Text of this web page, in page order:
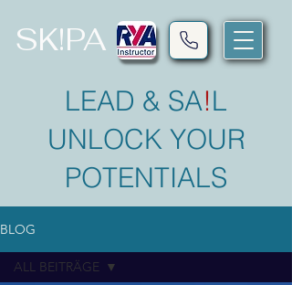
SK!PA
LEAD & SA!L
UNLOCK YOUR
POTENTIALS
BLOG
ALL BEITRÄGE